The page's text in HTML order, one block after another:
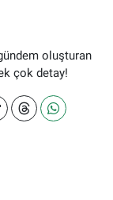
oluşturan
çok detay!